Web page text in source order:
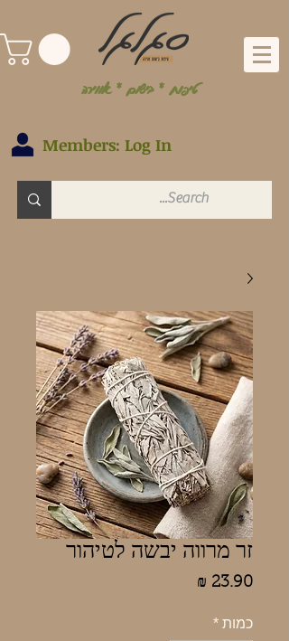
טיפוח * בישום * אווירה
Members: Log In
זר מרווה יבשה לטיהור
כמות *